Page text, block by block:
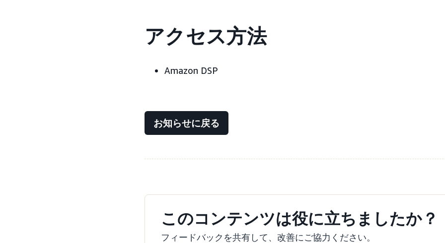
アクセス方法
Amazon DSP
お知らせに戻る
このコンテンツは役に立ちましたか？
フィードバックを共有して、改善にご協力ください。